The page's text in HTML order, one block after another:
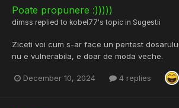
Poate propunere :)))))
dimss replied to kobel77's topic in Sugestii
Ziceti voi cum s-ar face un pentest
nu e vulnerabila, e doar de moda veche.
December 10, 2024 4 replies